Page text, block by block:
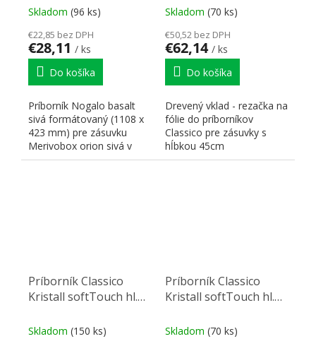
423 mm)
Skladom (96 ks)
€22,85 bez DPH
€28,11 / ks
Do košíka
Príborník Nogalo basalt
sivá formátovaný (1108 x
423 mm) pre zásuvku
Merivobox orion sivá v
hĺbke 450 mm pre
Skladom (70 ks)
€50,52 bez DPH
€62,14 / ks
Do košíka
Drevený vklad - rezačka na
fólie do príborníkov
Classico pre zásuvky s
hĺbkou 45cm
Príborník Classico
Kristall softTouch hl.
čierný
Skladom (150 ks)
Príborník Classico
Kristall softTouch hl.
čierný
Skladom (70 ks)